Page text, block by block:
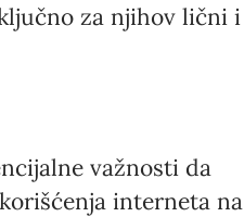
za njihov lični i
važnosti da
interneta na